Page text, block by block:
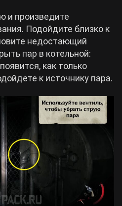
и произведите
Подойдите близко к
недостающий
пар в котельной:
как только
к источнику пара.